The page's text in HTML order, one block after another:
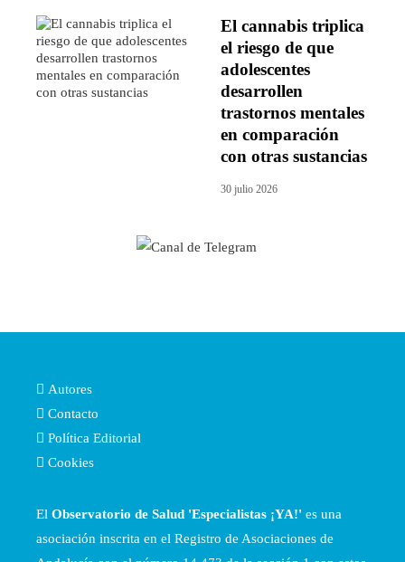
El cannabis triplica
el riesgo de que
adolescentes
desarrollen
trastornos mentales
en comparación
con otras sustancias
30 julio 2026
Autores
Contacto
Política Editorial
Cookies
El Observatorio de Salud 'Especialistas ¡YA!' es una
asociación inscrita en el Registro de Asociaciones de